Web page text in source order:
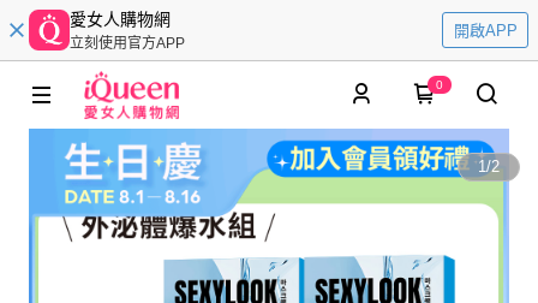
愛女人購物網
立刻使用官方APP
開啟APP
0
1/2